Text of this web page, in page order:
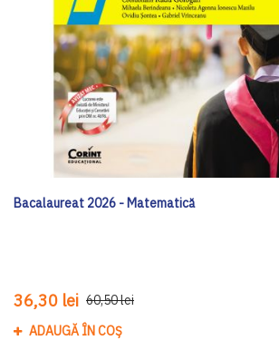
Bacalaureat 2026 - Matematică
36,30 lei 60,50 lei
ADAUGĂ ÎN COȘ